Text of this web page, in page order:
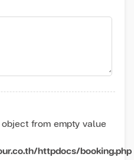
from empty value
httpdocs/booking.php